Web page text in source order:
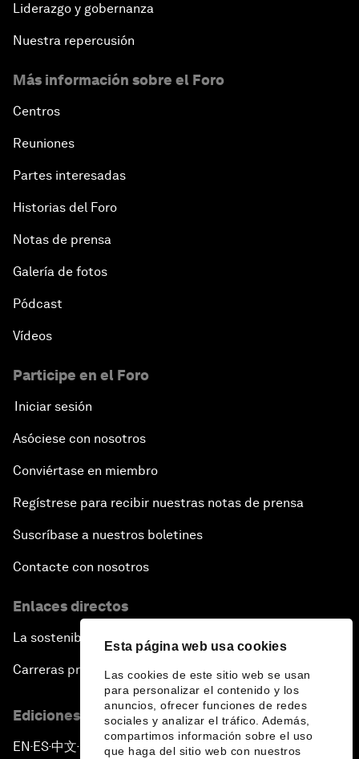
Esta página web usa cookies
Las cookies de este sitio web se usan
para personalizar el contenido y los
anuncios, ofrecer funciones de redes
sociales y analizar el tráfico. Además,
compartimos información sobre el uso
que haga del sitio web con nuestros
Liderazgo y gobernanza
Nuestra repercusión
Más información sobre el Foro
Centros
Reuniones
Partes interesadas
Historias del Foro
Notas de prensa
Galería de fotos
Pódcast
Vídeos
Participe en el Foro
Iniciar sesión
Asóciese con nosotros
Conviértase en miembro
Regístrese para recibir nuestras notas de prensa
Suscríbase a nuestros boletines
Contacte con nosotros
Enlaces directos
La sostenibilidad en el Foro
Carreras profesionales
Ediciones en otros idiomas
EN ▪ ES▪中文▪ 日本語